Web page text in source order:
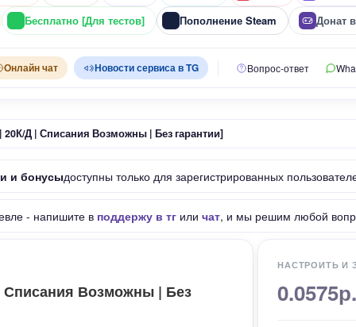
Бесплатно [Для тестов]
Пополнение Steam Донат
Онлайн чат Новости сервиса в TG Вопрос-ответ
20К/Д | Списания Возможны | Без гарантии]
и бонусыдоступны только для зарегистрированных
- напишите в поддержу в тг или чат, и мы решим любой
Списания Возможны | Без
НАСТРОИТЬ И
0.0575р.